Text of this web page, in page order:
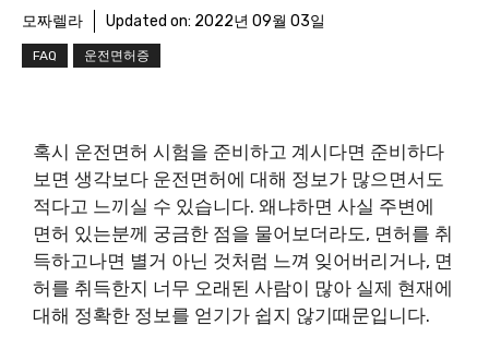
모짜렐라 Updated on: 2022년 09월 03일
FAQ 운전면허증
혹시 운전면허 시험을 준비하고 계시다면 준비하다
보면 생각보다 운전면허에 대해 정보가 많으면서도
적다고 느끼실 수 있습니다. 왜냐하면 사실 주변에
면허 있는분께 궁금한 점을 물어보더라도, 면허를 취
득하고나면 별거 아닌 것처럼 느껴 잊어버리거나, 면
허를 취득한지 너무 오래된 사람이 많아 실제 현재에
대해 정확한 정보를 얻기가 쉽지 않기때문입니다.